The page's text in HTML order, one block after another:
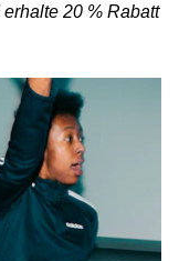
20 % Rabatt